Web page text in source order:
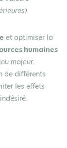
et optimiser la
humaines
majeur.
de différents
les effets